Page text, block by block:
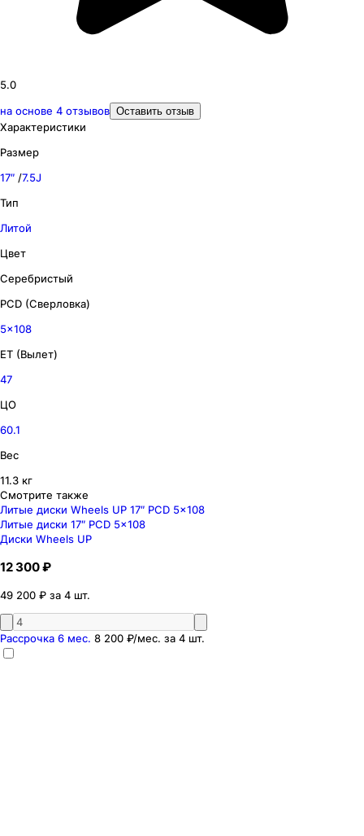
5.0
на основе 4 отзывов Оставить отзыв
Характеристики
Размер
17″ /7.5J
Тип
Литой
Цвет
Серебристый
PCD (Сверловка)
5x108
ET (Вылет)
47
ЦО
60.1
Вес
11.3 кг
Смотрите также
Литые диски Wheels UP 17″ PCD 5x108
Литые диски 17″ PCD 5x108
Диски Wheels UP
12 300 ₽
49 200 ₽ за 4 шт.
Рассрочка 6 мес. 8 200 ₽/мес. за 4 шт.